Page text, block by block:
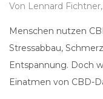
Von Lennard Fichtner,
Menschen nutzen
Stressabbau,
Entspannung. Doch
Einatmen von CBD-